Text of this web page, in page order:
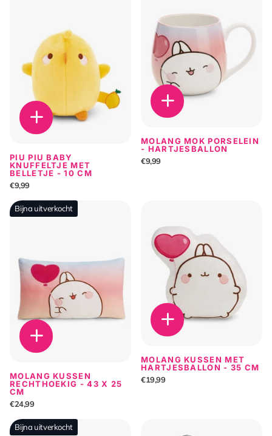
PIU PIU BABY
KNUFFELTJE MET
BELLETJE - 10 CM
€9,99
MOLANG MOK PORSELEIN
- HARTJESBALLON
€9,99
Bijna uitverkocht
MOLANG KUSSEN
RECHTHOEKIG - 43 X 25
CM
€24,99
MOLANG KUSSEN MET
HARTJESBALLON - 35 CM
€19,99
Bijna uitverkocht